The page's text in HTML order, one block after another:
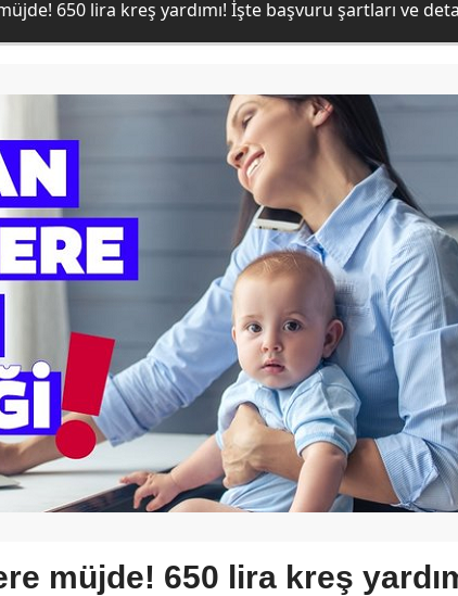
650 lira kreş yardımı! İşte başvuru şartları ve
müjde! 650 lira kreş